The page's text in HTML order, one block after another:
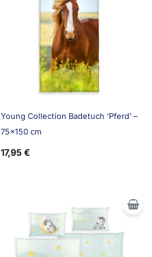
Young Collection Badetuch ‘Pferd’ –
75×150 cm
17,95 €